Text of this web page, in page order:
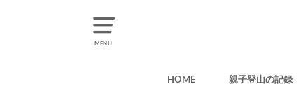
MENU
HOME 親子登山の記録